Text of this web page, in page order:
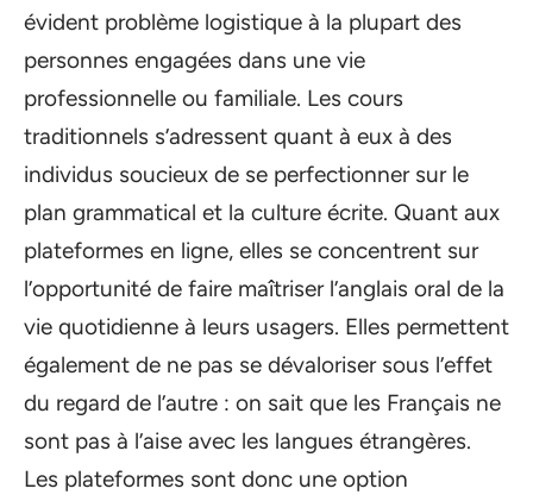
évident problème logistique à la plupart des
personnes engagées dans une vie
professionnelle ou familiale. Les cours
traditionnels s’adressent quant à eux à des
individus soucieux de se perfectionner sur le
plan grammatical et la culture écrite. Quant aux
plateformes en ligne, elles se concentrent sur
l’opportunité de faire maîtriser l’anglais oral de la
vie quotidienne à leurs usagers. Elles permettent
également de ne pas se dévaloriser sous l’effet
du regard de l’autre : on sait que les Français ne
sont pas à l’aise avec les langues étrangères.
Les plateformes sont donc une option